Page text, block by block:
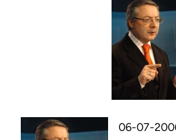
06-07-